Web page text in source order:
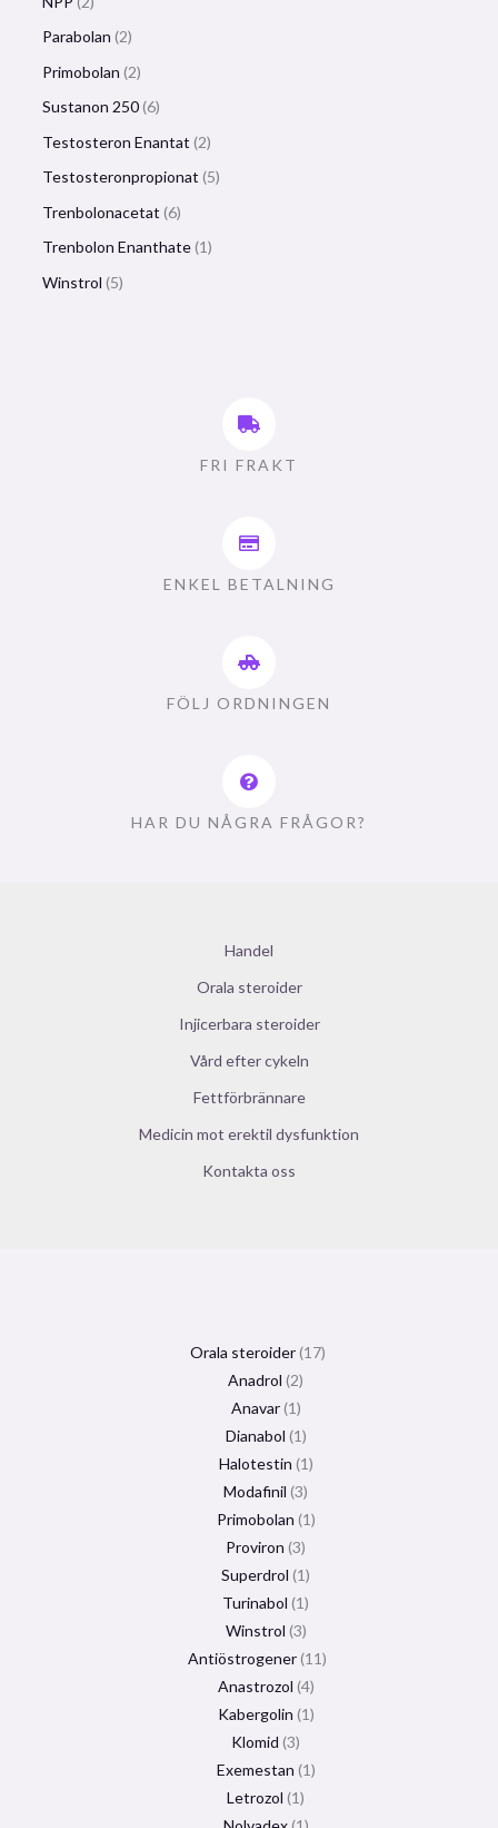
Parabolan 2
Primobolan 2
Sustanon 250 6
Testosteron Enantat 2
Testosteronpropionat 5
Trenbolonacetat 6
Trenbolon Enanthate 1
Winstrol 5
FRI FRAKT
ENKEL BETALNING
FÖLJ ORDNINGEN
HAR DU NÅGRA FRÅGOR?
Handel
Orala steroider
Injicerbara steroider
Vård efter cykeln
Fettförbrännare
Medicin mot erektil dysfunktion
Kontakta oss
Orala steroider 17
Anadrol 2
Anavar 1
Dianabol 1
Halotestin 1
Modafinil 3
Primobolan 1
Proviron 3
Superdrol 1
Turinabol 1
Winstrol 3
Antiöstrogener 11
Anastrozol 4
Kabergolin 1
Klomid 3
Exemestan 1
Letrozol 1